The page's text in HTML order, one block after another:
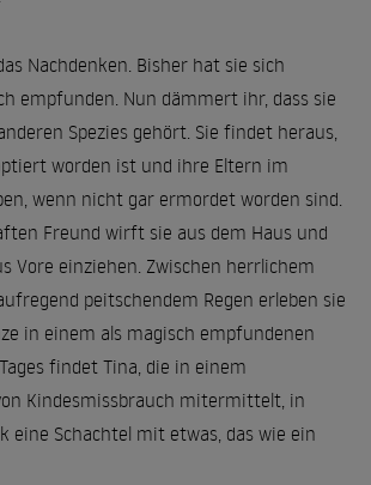
Nachdenken. Bisher hat sie sich
empfunden. Nun dämmert ihr, dass sie
Spezies gehört. Sie findet heraus,
worden ist und ihre Eltern im
wenn nicht gar ermordet worden sind.
Freund wirft sie aus dem Haus und
Vore einziehen. Zwischen herrlichem
peitschendem Regen erleben sie
in einem als magisch empfundenen
findet Tina, die in einem
Kindesmissbrauch mitermittelt, in
eine Schachtel mit etwas, das wie ein